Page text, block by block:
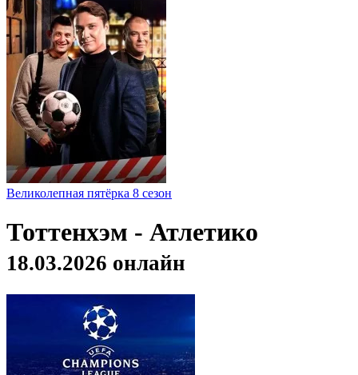
Великолепная пятёрка 8 сезон
Тоттенхэм - Атлетико
18.03.2026 онлайн